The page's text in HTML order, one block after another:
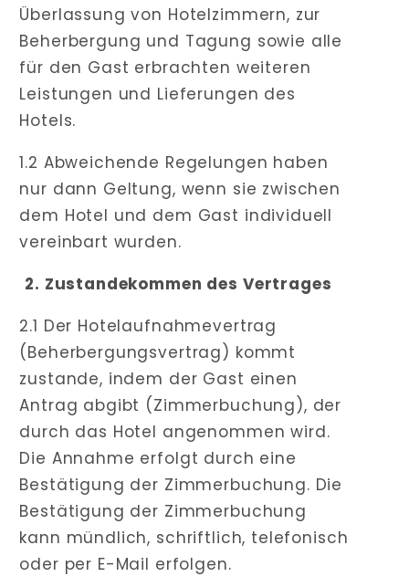
Überlassung von Hotelzimmern, zur
Beherbergung und Tagung sowie alle
für den Gast erbrachten weiteren
Leistungen und Lieferungen des
Hotels.
1.2 Abweichende Regelungen haben
nur dann Geltung, wenn sie zwischen
dem Hotel und dem Gast individuell
vereinbart wurden.
2. Zustandekommen des Vertrages
2.1 Der Hotelaufnahmevertrag
(Beherbergungsvertrag) kommt
zustande, indem der Gast einen
Antrag abgibt (Zimmerbuchung), der
durch das Hotel angenommen wird.
Die Annahme erfolgt durch eine
Bestätigung der Zimmerbuchung. Die
Bestätigung der Zimmerbuchung
kann mündlich, schriftlich, telefonisch
oder per E-Mail erfolgen.